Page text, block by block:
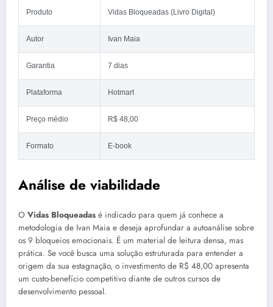
Produto Vidas Bloqueadas (Livro Digital)
Autor Ivan Maia
Garantia 7 dias
Plataforma Hotmart
Preço médio R$ 48,00
Formato E-book
Análise de viabilidade
O Vidas Bloqueadas é indicado para quem já conhece a
metodologia de Ivan Maia e deseja aprofundar a autoanálise sobre
os 9 bloqueios emocionais. É um material de leitura densa, mas
prática. Se você busca uma solução estruturada para entender a
origem da sua estagnação, o investimento de R$ 48,00 apresenta
um custo-benefício competitivo diante de outros cursos de
desenvolvimento pessoal.